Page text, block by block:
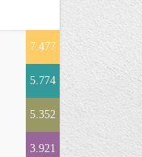
7.477
5.774
5.352
3.921